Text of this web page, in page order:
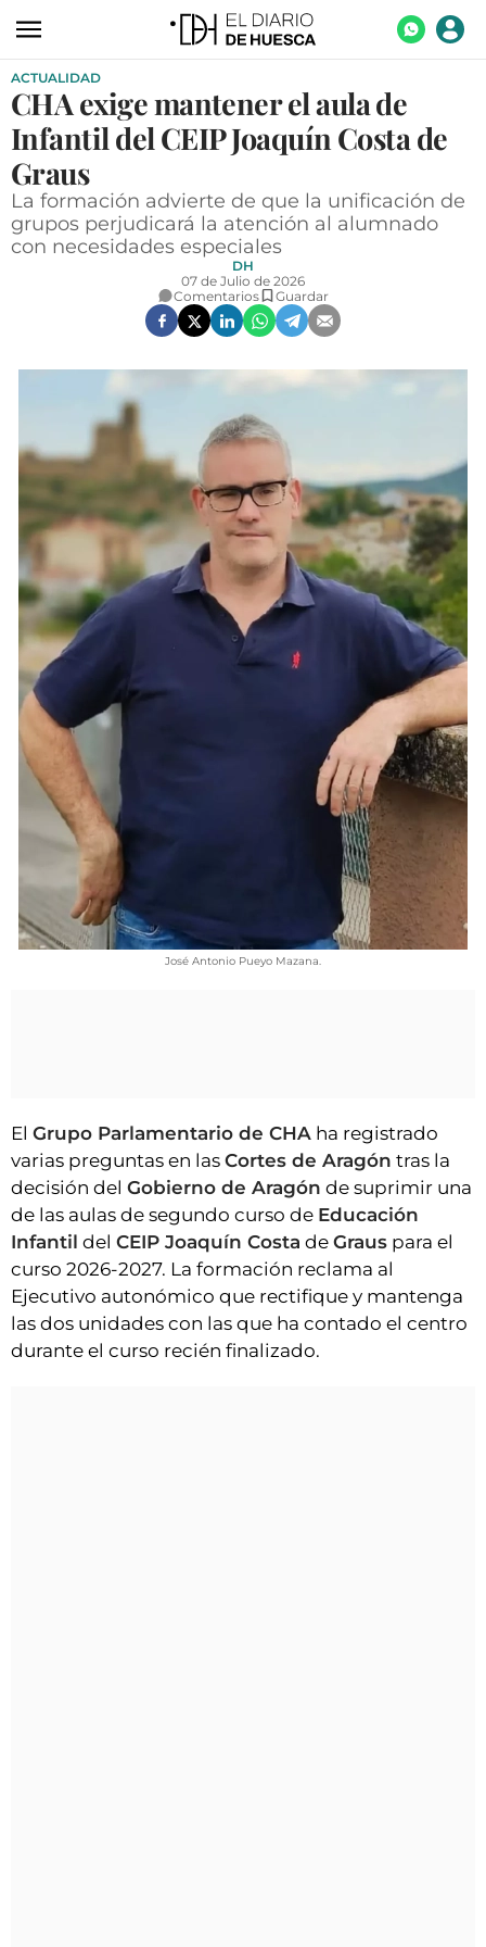
ACTUALIDAD
ECONOMÍA
TECNOLOGÍA
TURISMO
AGROALIMENTACIÓN
SOCIEDAD
GALERÍAS
CONTACTAR
FIESTAS EN EL ALTO ARAGÓN
FIESTAS DE SAN LORENZO
AGENDA
CARTELERA
FARMACIAS
HORÓSCOPO
ESQUELAS
CLUB DEL AMIGO MILITANTE
INICIAR SESIÓN
ACTUALIDAD
CHA exige mantener el aula de
Infantil del CEIP Joaquín Costa de
Graus
La formación advierte de que la unificación de
grupos perjudicará la atención al alumnado
con necesidades especiales
DH
07 de Julio de 2026
Comentarios
Guardar
José Antonio Pueyo Mazana.
El Grupo Parlamentario de CHA ha registrado
varias preguntas en las Cortes de Aragón tras la
decisión del Gobierno de Aragón de suprimir una
de las aulas de segundo curso de Educación
Infantil del CEIP Joaquín Costa de Graus para el
curso 2026-2027. La formación reclama al
Ejecutivo autonómico que rectifique y mantenga
las dos unidades con las que ha contado el centro
durante el curso recién finalizado.